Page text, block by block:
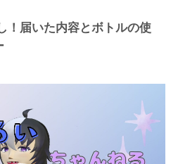
！届いた内容とボトルの使